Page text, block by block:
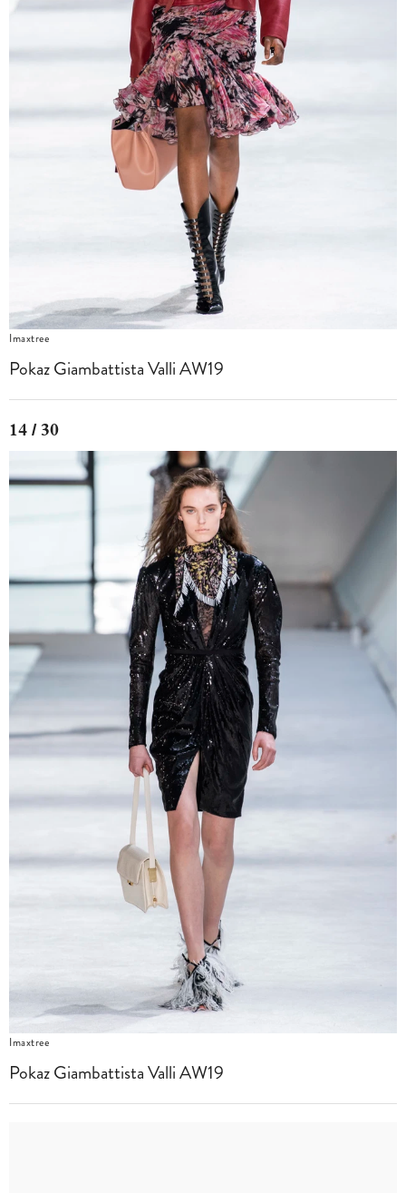
Imaxtree
Pokaz Giambattista Valli AW19
14 / 30
Imaxtree
Pokaz Giambattista Valli AW19